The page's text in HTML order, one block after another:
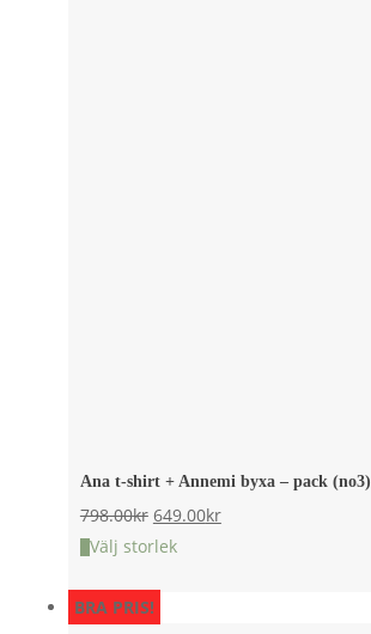
Ana t-shirt + Annemi byxa – pack (no3)
798.00kr Det
ursprungliga
var:
649.00krDet
Välj storlek
BRA PRIS!